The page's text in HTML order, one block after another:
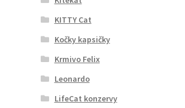
KITTY Cat
Kočky kapsičky
Krmivo Felix
Leonardo
LifeCat konzervy